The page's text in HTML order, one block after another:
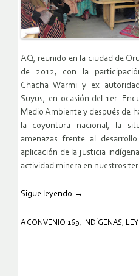
AQ, reunido en la ciudad de
de 2012, con la
Chacha Warmi y ex
Suyus, en ocasión del 1er.
Medio Ambiente y después de
la coyuntura nacional, la
amenazas frente al
aplicación de la justicia
actividad minera en nuestros
Sigue leyendo →
A CONVENIO 169, INDÍGENAS,